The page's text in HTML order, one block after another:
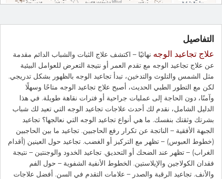
التفاصيل
علاج تجاعيد الوجهنهائيًا – اكتشف علاج الثبات والشباب الدائم مقدمة
عن علاج تجاعيد الوجه مع تقدم العمر أو نتيجة التعرض للعوامل البيئية
مثل الشمس والتلوث والتدخين، تبدأ تجاعيد الوجه بالظهور بشكل تدريجي.
لكن مع التطور الطبي الحديث، أصبح علاج تجاعيد الوجه متاحًا وسهلًا
وآمنًا، دون الحاجة إلى عمليات جراحية أو فترات نقاهة طويلة. في هذا
الدليل الشامل، نقدم لك أحدث علاجات تجاعيد الوجه التي تعيد لك شباب
بشرتك وثقتك بنفسك. ما هي أنواع تجاعيد الوجه التي نعالجها؟ تجاعيد
الجبهة الأفقية – الناتجة عن تكرار رفع الحاجبين. تجاعيد ما بين الحاجبين
(خطوط العبوس) – تظهر مع التركيز أو الغضب. تجاعيد حول العينين (أقدام
الغراب) – تظهر عند الضحك أو التحديق. تجاعيد الخدود والوجنتين – نتيجة
فقدان الكولاجين والإيلاستين. الخطوط الأنفية الشفوية – حول الفم
والأنف. تجاعيد الرقبة والصدر – علامات التقدم في السن. أفضل علاجات